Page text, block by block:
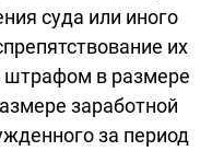
суда или иного
их
в размере
заработной
за период